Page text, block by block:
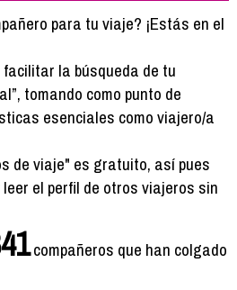
para tu viaje? ¡Estás en el
la búsqueda de tu
tomando como punto de
esenciales como viajero/a
de viaje" es gratuito, así pues
el perfil de otros viajeros sin
compañeros que han colgado